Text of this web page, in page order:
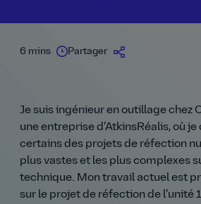
6 mins Partager
Je suis ingénieur en outillage chez
une entreprise d’AtkinsRéalis, où
certains des projets de réfection
plus vastes et les plus complexes
technique. Mon travail actuel est
sur le projet de réfection de l’unité